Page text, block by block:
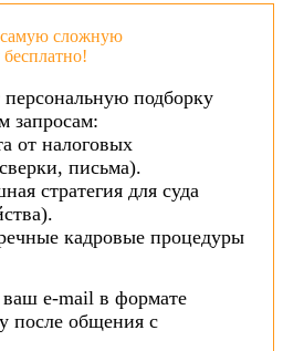
сложную
подборку
запросам:
от налоговых
письма).
стратегия для суда
кадровые процедуры
e-mail в формате
после общения с